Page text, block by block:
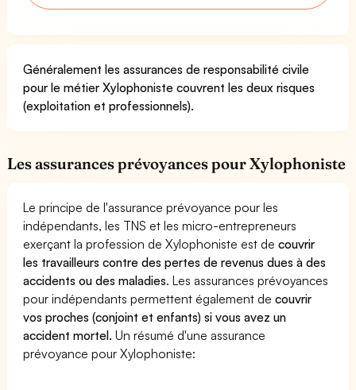
Généralement les assurances de responsabilité civile
pour le métier Xylophoniste couvrent les deux risques
(exploitation et professionnels).
Les assurances prévoyances pour Xylophoniste
Le principe de l'assurance prévoyance pour les
indépendants, les TNS et les micro-entrepreneurs
exerçant la profession de Xylophoniste est decouvrir
les travailleurs contre des pertes de revenus dues à des
accidents ou des maladies. Les assurances prévoyances
pour indépendants permettent également decouvrir
vos proches (conjoint et enfants) si vous avez un
accident mortel. Un résumé d'une assurance
prévoyance pour Xylophoniste: